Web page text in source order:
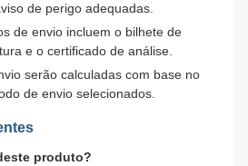
de perigo adequadas.
de envio incluem o bilhete de
e o certificado de análise.
serão calculadas com base no
de envio selecionados.
produto?